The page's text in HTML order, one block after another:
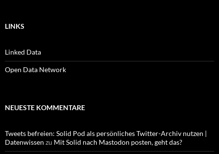
LINKS
Linked Data
Open Data Network
NEUESTE KOMMENTARE
Tweets befreien: Solid Pod als persönliches Twitter-Archiv nutzen |
Datenwissen zu Mit Solid nach Mastodon posten, geht das?